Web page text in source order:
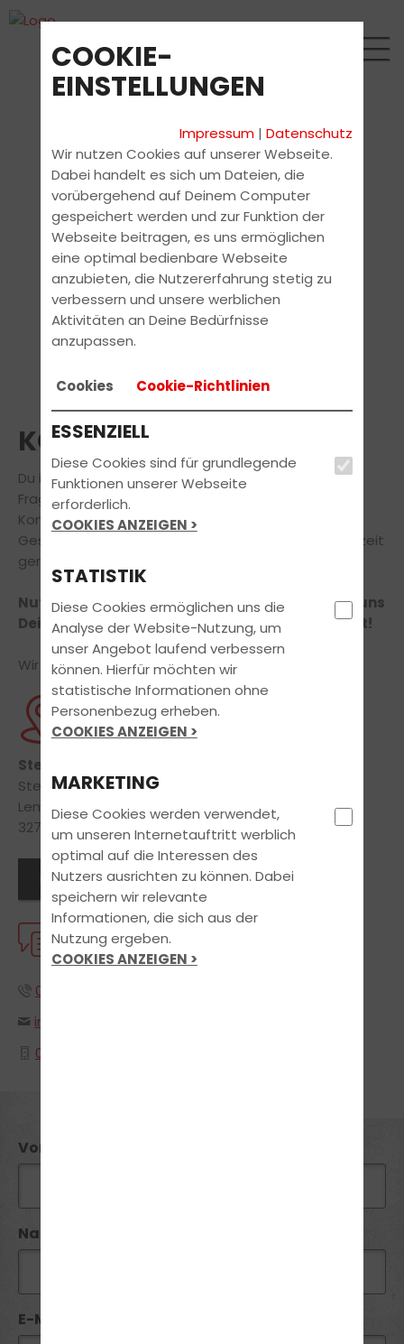
KONTAKT
Du interessierst Dich für unser Angebot oder hast
Fragen rund um Deine Führerscheinausbildung?
Komm doch einfach zu einem unverbindlichen
Gespräch vorbei, unser freundliches Team ist jederzeit
gerne persönlich für Dich da!
Nutze unser Online-Kontaktformular und teile uns
Dein Anliegen mit, wir kümmern uns um den Rest!
Wir freuen uns auf Deine Nachricht!
ADRESSE
Steffens Fahrschule
Steffen Münchgesang
Lemgoer Str. 53
32756 Detmold
Filialen und Öffnungszeiten
KOMMUNIKATION
0523123315
info@steffensfahrschule.de
0170-6569940
Vorname*:
Nachname*:
E-Mail*:
COOKIE-
EINSTELLUNGEN
Impressum |Datenschutz
Wir nutzen Cookies auf unserer Webseite.
Dabei handelt es sich um Dateien, die
vorübergehend auf Deinem Computer
gespeichert werden und zur Funktion der
Webseite beitragen, es uns ermöglichen
eine optimal bedienbare Webseite
anzubieten, die Nutzererfahrung stetig zu
verbessern und unsere werblichen
Aktivitäten an Deine Bedürfnisse
anzupassen.
Cookies Cookie-Richtlinien
ESSENZIELL
Diese Cookies sind für grundlegende
Funktionen unserer Webseite
erforderlich.
COOKIES ANZEIGEN >
STATISTIK
Diese Cookies ermöglichen uns die
Analyse der Website-Nutzung, um
unser Angebot laufend verbessern
können. Hierfür möchten wir
statistische Informationen ohne
Personenbezug erheben.
COOKIES ANZEIGEN >
MARKETING
Diese Cookies werden verwendet,
um unseren Internetauftritt werblich
optimal auf die Interessen des
Nutzers ausrichten zu können. Dabei
speichern wir relevante
Informationen, die sich aus der
Nutzung ergeben.
COOKIES ANZEIGEN >